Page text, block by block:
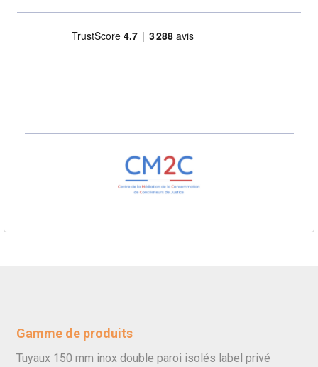
Gamme de produits
Tuyaux 150 mm inox double paroi isolés label privé